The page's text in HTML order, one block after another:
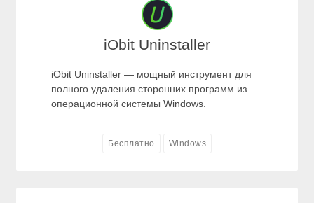
iObit Uninstaller
iObit Uninstaller — мощный инструмент для
полного удаления сторонних программ из
операционной системы Windows.
Бесплатно Windows